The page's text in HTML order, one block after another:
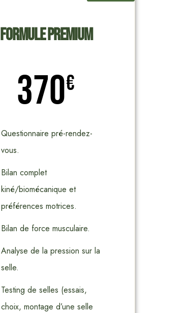
Formule Premium
370€
Questionnaire pré-rendez-
vous.
Bilan complet
kiné/biomécanique et
préférences motrices.
Bilan de force musculaire.
Analyse de la pression sur la
selle.
Testing de selles (essais,
choix, montage d’une selle